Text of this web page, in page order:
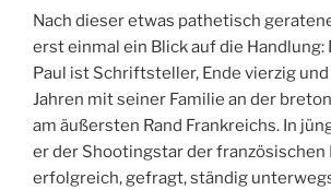
Nach dieser etwas pathetisch
erst einmal ein Blick auf die Handlung:
Paul ist Schriftsteller, Ende vierzig
Jahren mit seiner Familie an der
am äußersten Rand Frankreichs. In
er der Shootingstar der
erfolgreich, gefragt, ständig